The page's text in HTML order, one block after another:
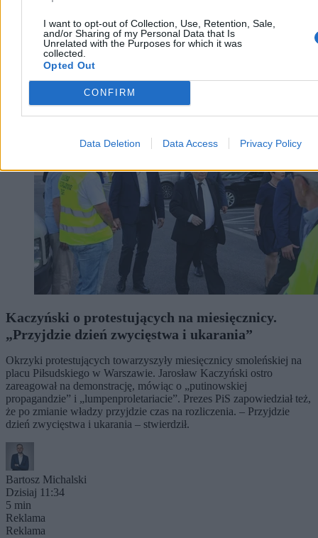
I want to opt-out of Collection, Use, Retention, Sale,
and/or Sharing of my Personal Data that Is
Unrelated with the Purposes for which it was
collected.
Opted Out
CONFIRM
Data Deletion Data Access Privacy Policy
Piotr Białczyk
Dzisiaj 12:26
Kaczyński o protestujących na miesięcznicy.
„Przyjdzie dzień zwycięstwa i ukarania”
Okrzyki protestujących towarzyszyły miesięcznicy smoleńskiej na
placu Piłsudskiego w Warszawie. Jarosław Kaczyński ostro
zareagował na demonstrację, mówiąc o „putinowskiej
propagandzie” i „lumpenproletariacie”. Prezes PiS zapowiedział też,
że po zmianie władzy przyjdzie czas na rozliczenia. – Przyjdzie
dzień zwycięstwa i ukarania – stwierdził.
Bartosz Michalski
Dzisiaj 11:34
5 min
Reklama
Reklama